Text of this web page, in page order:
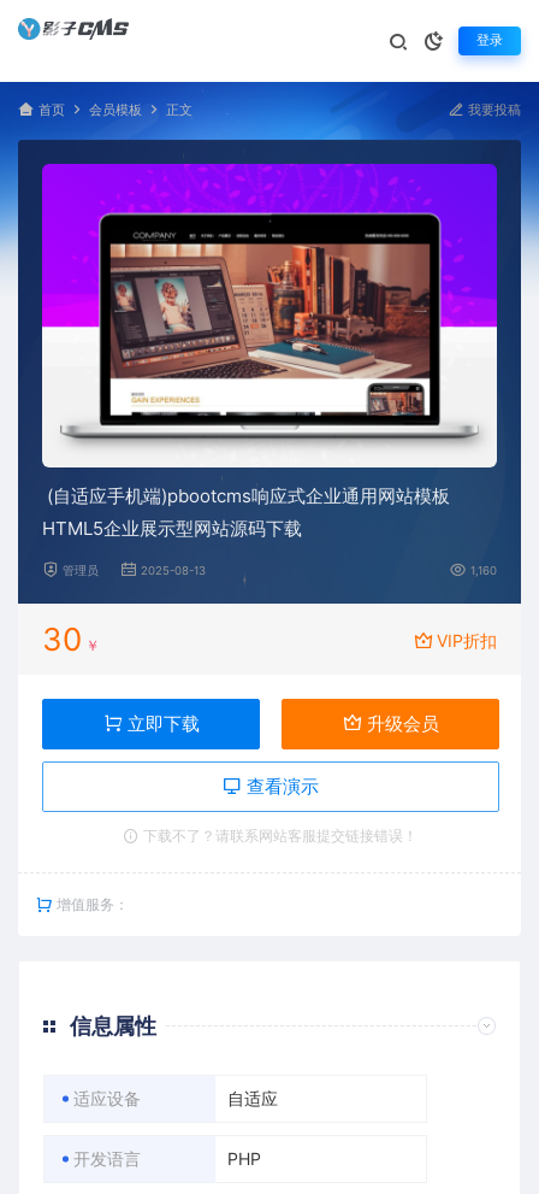
登录
首页 会员模板 正文 我要投稿
(自适应手机端)pbootcms响应式企业通用网站模板
HTML5企业展示型网站源码下载
管理员 2025-08-13 1,160
30 ￥ VIP折扣
立即下载 升级会员
查看演示
下载不了？请联系网站客服提交链接错误！
增值服务：
信息属性
适应设备 自适应
开发语言 PHP